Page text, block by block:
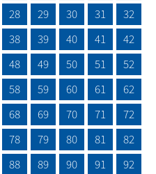
28 29 30 31
32
38 39 40 41
42
48 49 50 51
52
58 59 60 61
62
68 69 70 71
72
78 79 80 81
82
88 89 90 91 92